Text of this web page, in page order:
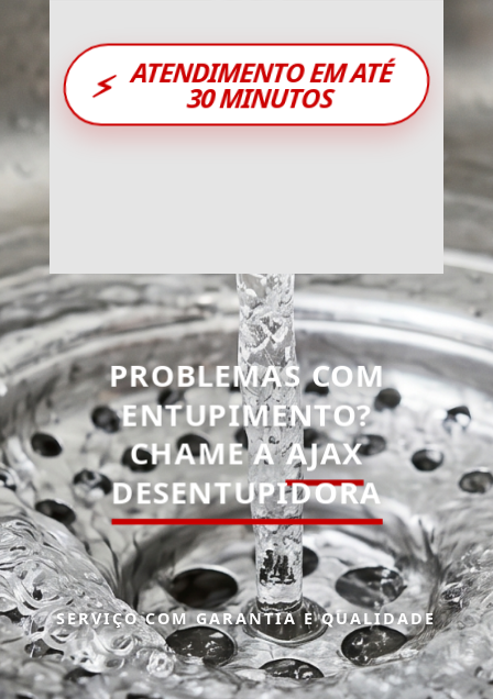
⚡ ATENDIMENTO EM ATÉ
30 MINUTOS
PROBLEMAS COM
ENTUPIMENTO?
CHAME AAJAX
DESENTUPIDORA
SERVIÇO COM GARANTIA E QUALIDADE